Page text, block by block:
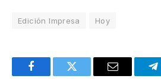
Edición Impresa Hoy
FacebookTwitter Email